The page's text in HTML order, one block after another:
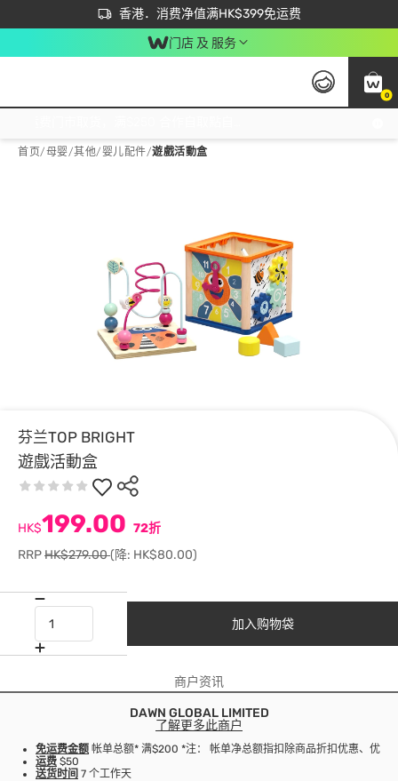
香港．消费净值满HK$399免运费
立即成为易赏钱会员尽享独家优惠
首次APP下单买满$450 输入 NEWAPP 即减$50
门店 及 服务
0
首页/母婴/其他/婴儿配件/遊戲活動盒
芬兰TOP BRIGHT
遊戲活動盒
HK$199.00 72折
RRPHK$279.00(降: HK$80.00)
加入购物袋
商户资讯
DAWN GLOBAL LIMITED
了解更多此商户
免运费金额 帐单总额* 满$200 *注： 帐单净总额指扣除商品折扣优惠、优惠
运费 $50
送货时间 7 个工作天